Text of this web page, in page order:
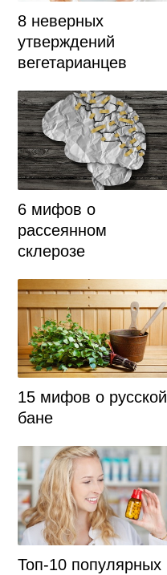
8 неверных
утверждений
вегетарианцев
6 мифов о
рассеянном
склерозе
15 мифов о русской
бане
Топ-10 популярных